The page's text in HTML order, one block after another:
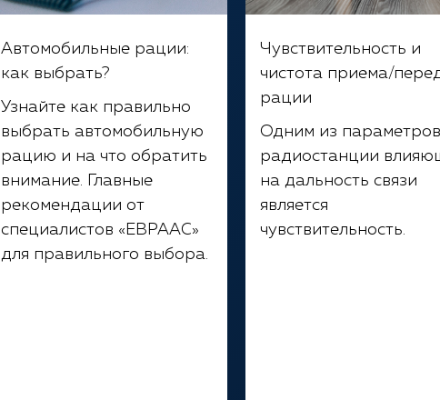
Автомобильные рации:
как выбрать?
Узнайте как правильно
выбрать автомобильную
рацию и на что обратить
внимание. Главные
рекомендации от
специалистов «ЕВРААС»
для правильного выбора.
Чувствительность и
чистота приема/
рации
Одним из параметров
радиостанции
на дальность связи
является
чувствительность.